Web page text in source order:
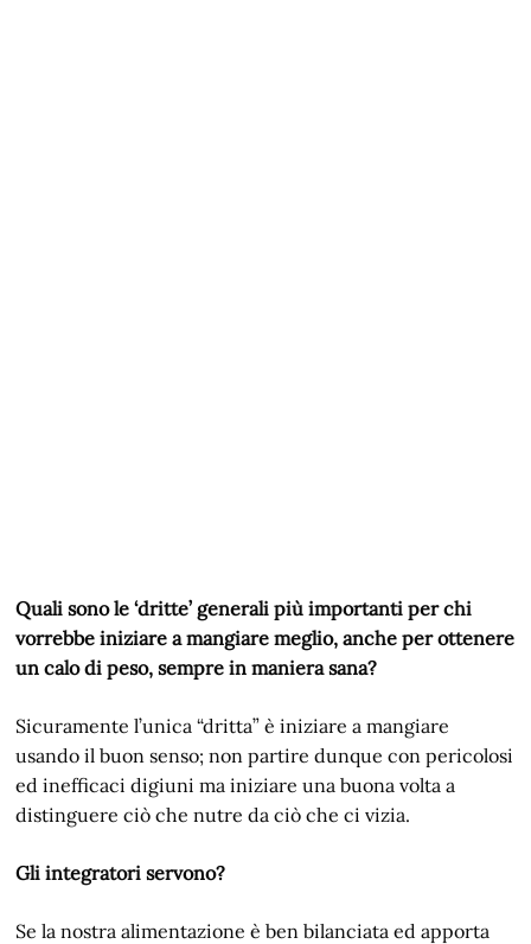
Quali sono le ‘dritte’ generali più importanti per chi
vorrebbe iniziare a mangiare meglio, anche per ottenere
un calo di peso, sempre in maniera sana?
Sicuramente l’unica “dritta” è iniziare a mangiare
usando il buon senso; non partire dunque con pericolosi
ed inefficaci digiuni ma iniziare una buona volta a
distinguere ciò che nutre da ciò che ci vizia.
Gli integratori servono?
Se la nostra alimentazione è ben bilanciata ed apporta